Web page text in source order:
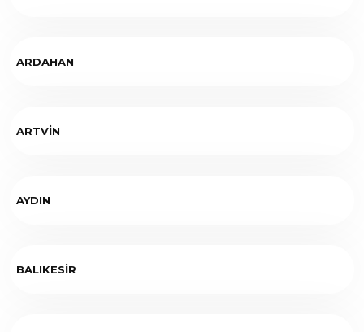
ARDAHAN
ARTVİN
AYDIN
BALIKESİR